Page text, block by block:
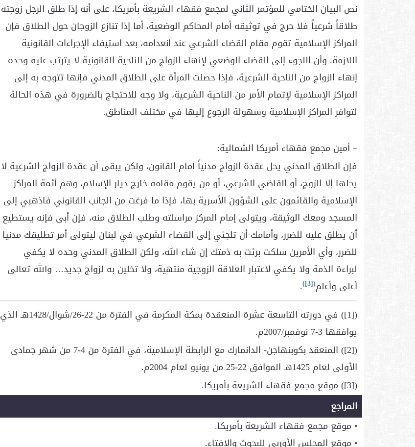
نص البيان الختامي للمؤتمر الثاني لمجمع فقهاء الشريعة بأمريكا، على أنه إذا طلق الرجل زوجته
طلاقاً شرعياً فلا حرج في توثيقه أمام المحاكم الوضعية، أما إذا تنازع الزوجان حول الطلاق فإن
المراكز الإسلامية تقوم مقام القضاء الشرعي عند انعدامه، بعد استيفاء الإجراءات القانونية
اللازمة. وأن اللجوء إلى القضاء الوضعي لإنهاء الزواج من الناحية القانونية لا يترتب عليه وحده
إنهاء الزواج من الناحية الشرعية، فإذا حصلت المرأة على الطلاق المدني فإنها تتوجه به إلى
المراكز الإسلامية لإتمام الأمر من الناحية الشرعية، ولا وجه للاحتجاج بالضرورة في هذه الحالة
لتوافر المراكز الإسلامية وسهولة الرجوع إليها في مختلف المناطق.
– أمين مجمع فقهاء أمريكا الشمالية:
فإن الطلاق المدني يحل عقدة الزواج مدنياً أمام القانون، ولكن يبقى أن عقدة الزواج الشرعية لا
يحلها إلا الزوج، أو القاضي الشرعي، أو من يقوم مقامه خارج ديار الإسلام، وهم أئمة المراكز
الإسلامية والقائمون على الشؤون الأسرية بها، فإذا ما فرغت من الجانب القانوني فاذهبي إلى
المسجد ومعك الوثيقة، ويتولى إمام المركز مراسلته وطلب الطلاق منه، فإن أبى فإنه يستطيع
أن يطلق عليه للضرر، وأمامك أن تلجئي إلى القضاء الشرعي في لبنان ليتولى أمر تطليقك مدنيا
للضرر، وأي الأمرين سلكت برئت به ذمتك إن شاء الله، ولكن الطلاق المدني وحده لا يكفي
لبراءة الذمة ولا يكفي لاعتبار العلاقة الزوجية منتهية، ولا تخلين به لزواج جديد… والله تعالى
أعلى وأعلم(
[3]
)
.
([1]) في دورته التاسعة عشرة المنعقدة بمكة المكرمة في الفترة من 22-26/شوال/1428هـ الذي
يوافقها 3-7 نوفمبر/2007م.
([2]) المنعقد بكوبنهاجن- الدانمارك مع الرابطة الإسلامية، في الفترة من 4-7 من شهر جمادى
الأولى لعام 1425هـ الموافق 22-25 من يونيو لعام 2004م.
([3]) موقع مجمع فقهاء الشريعة بأمريكا.
المراجع
• موقع مجمع فقهاء الشريعة بأمريكا.
• موقع المجلس الأوربي للبحوث والإفتاء.